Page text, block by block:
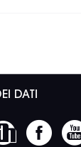
DATI